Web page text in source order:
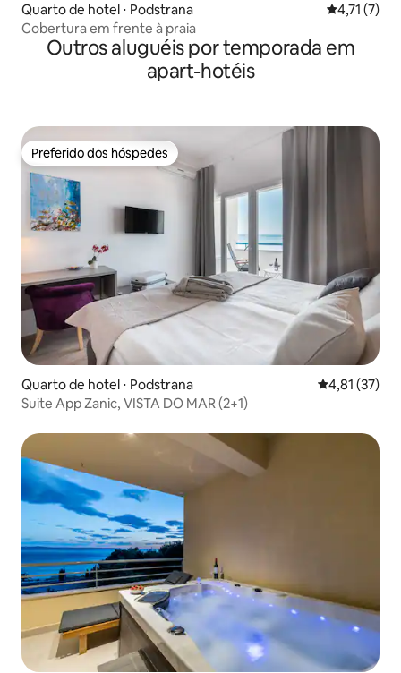
Quarto de hotel ⋅ Podstrana 4,71 de
4,71 (7)
Cobertura em frente à praia
Outros aluguéis por temporada em
apart-hotéis
Preferido dos hóspedes
Preferido dos hóspedes
Quarto de hotel ⋅ Podstrana 4,81 de uma
4,81 (37)
Suite App Zanic, VISTA DO MAR (2+1)